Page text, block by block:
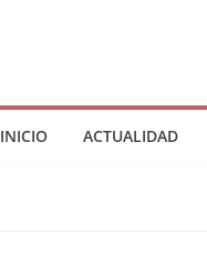
INICIO ACTUALIDAD